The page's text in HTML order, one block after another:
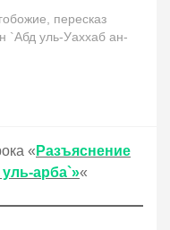
пересказ
`Абд уль-Уаххаб ан-
« Разъяснение
арба`»«